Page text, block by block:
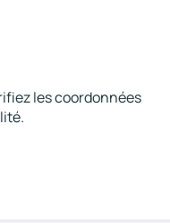
les coordonnées